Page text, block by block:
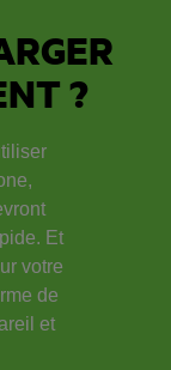
?
Et
votre
de
et